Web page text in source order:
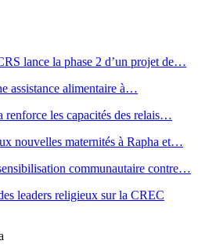
lance la phase 2 d’un projet de…
assistance alimentaire à…
renforce les capacités des relais…
nouvelles maternités à Rapha et…
communautaire contre…
leaders religieux sur la CREC